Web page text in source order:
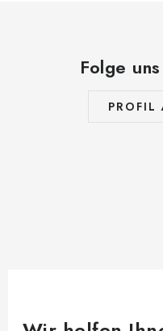
Folge
PROFIL